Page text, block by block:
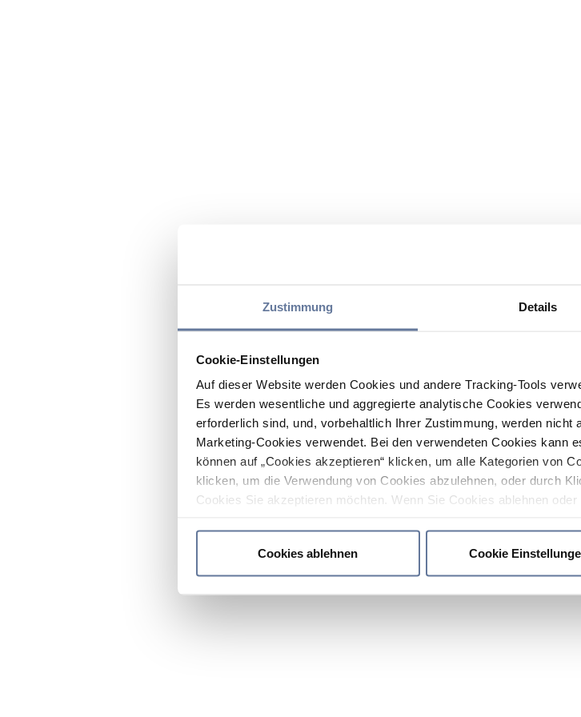
Zustimmung Details
Cookie-Einstellungen
Auf dieser Website werden Cookies und andere Tracking-Tools
Es werden wesentliche und aggregierte analytische Cookies
erforderlich sind, und, vorbehaltlich Ihrer Zustimmung, werden
Marketing-Cookies verwendet. Bei den verwendeten Cookies kann
können auf „Cookies akzeptieren“ klicken, um alle Kategorien von
klicken, um die Verwendung von Cookies abzulehnen, oder durch
Cookies Sie akzeptieren möchten. Wenn Sie Cookies ablehnen
Cookies ablehnen
Cookie